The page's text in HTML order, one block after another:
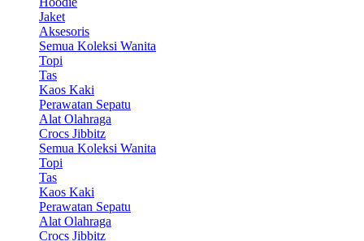
Jaket
Aksesoris
Semua Koleksi Wanita
Topi
Tas
Kaos Kaki
Perawatan Sepatu
Alat Olahraga
Crocs Jibbitz
Semua Koleksi Wanita
Topi
Tas
Kaos Kaki
Perawatan Sepatu
Alat Olahraga
Crocs Jibbitz